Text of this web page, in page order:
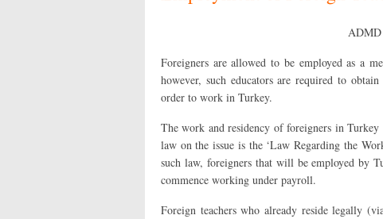
ADMD
Foreigners are allowed to be employed as a
however, such educators are required to
order to work in Turkey.
The work and residency of foreigners in
law on the issue is the ‘Law Regarding the
such law, foreigners that will be employed by
commence working under payroll.
Foreign teachers who already reside legally